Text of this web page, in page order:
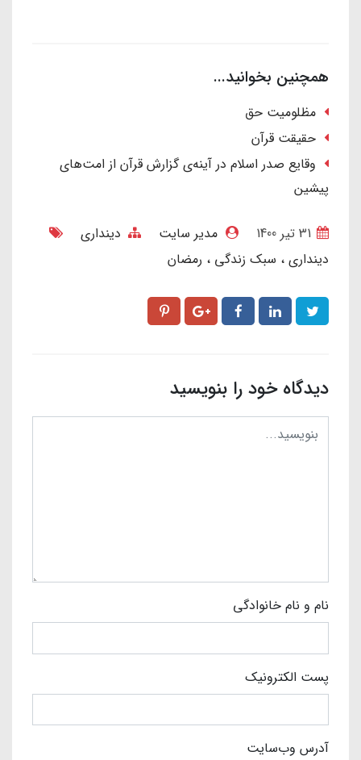
همچنین بخوانید...
مظلومیت حق
حقیقت قرآن
وقایع صدر اسلام در آینه‌ی گزارش قرآن از امت‌های
پیشین
مدیر سایت
دینداری
دینداری
سبک زندگی رمضان
دیدگاه خود را بنویسید
نام و نام خانوادگی
پست الکترونیک
آدرس وب‌سایت